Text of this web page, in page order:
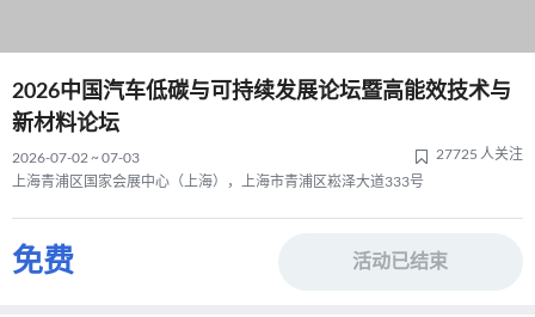
2026中国汽车低碳与可持续发展论坛暨高能效技术与
新材料论坛
2026-07-02 ~ 07-03
上海青浦区国家会展中心（上海），上海市青浦区崧泽大道333号
免费
27725 人关注
活动已结束